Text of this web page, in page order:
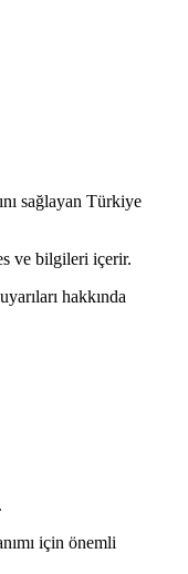
sağlayan Türkiye
ve bilgileri içerir.
hakkında
için önemli